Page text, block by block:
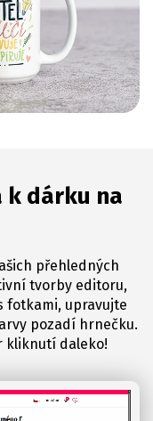
k dárku na
přehledných
tvorby editoru,
fotkami, upravujte
pozadí hrnečku.
kliknutí daleko!